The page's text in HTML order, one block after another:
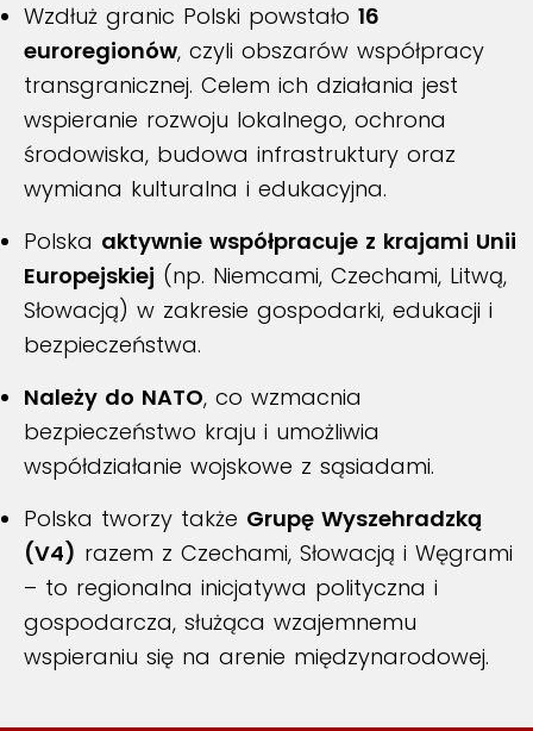
Wzdłuż granic Polski powstało 16
euroregionów, czyli obszarów współpracy
transgranicznej. Celem ich działania jest
wspieranie rozwoju lokalnego, ochrona
środowiska, budowa infrastruktury oraz
wymiana kulturalna i edukacyjna.
Polska aktywnie współpracuje z krajami Unii
Europejskiej (np. Niemcami, Czechami, Litwą,
Słowacją) w zakresie gospodarki, edukacji i
bezpieczeństwa.
Należy do NATO, co wzmacnia
bezpieczeństwo kraju i umożliwia
współdziałanie wojskowe z sąsiadami.
Polska tworzy także Grupę Wyszehradzką
(V4) razem z Czechami, Słowacją i Węgrami
– to regionalna inicjatywa polityczna i
gospodarcza, służąca wzajemnemu
wspieraniu się na arenie międzynarodowej.